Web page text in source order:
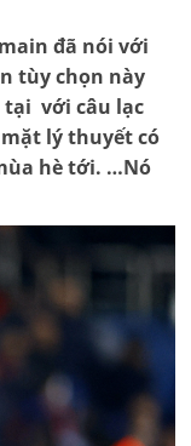
đã nói với
tùy chọn này
tại với câu lạc
lý thuyết có
hè tới. …Nó